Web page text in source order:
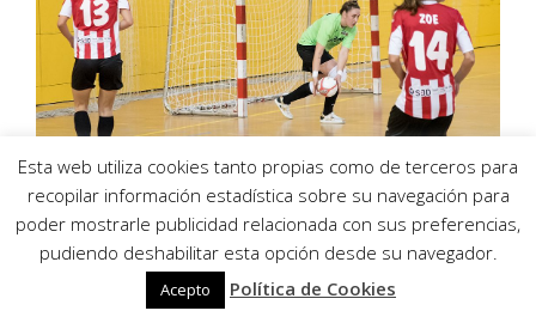
La Penya Esplugues visita la inexpugnable pista
Esta web utiliza cookies tanto propias como de terceros para
recopilar información estadística sobre su navegación para
poder mostrarle publicidad relacionada con sus preferencias,
pudiendo deshabilitar esta opción desde su navegador.
Acepto Política de Cookies